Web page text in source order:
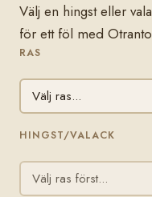
Välj en hingst eller
för ett föl med
RAS
HINGST/VALACK